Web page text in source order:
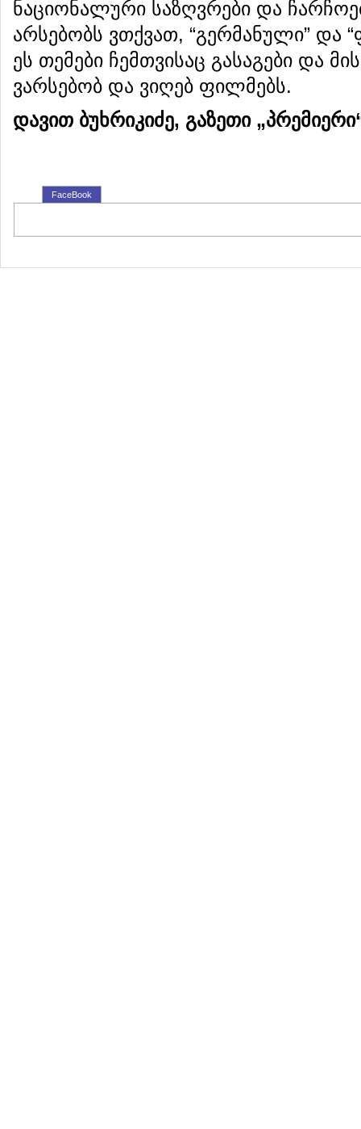
ნაციონალური საზღვრები და
არსებობს ვთქვათ, “გერმანული” და
ეს თემები ჩემთვისაც გასაგები და
ვარსებობ და ვიღებ ფილმებს.
დავით ბუხრიკიძე, გაზეთი
FaceBook